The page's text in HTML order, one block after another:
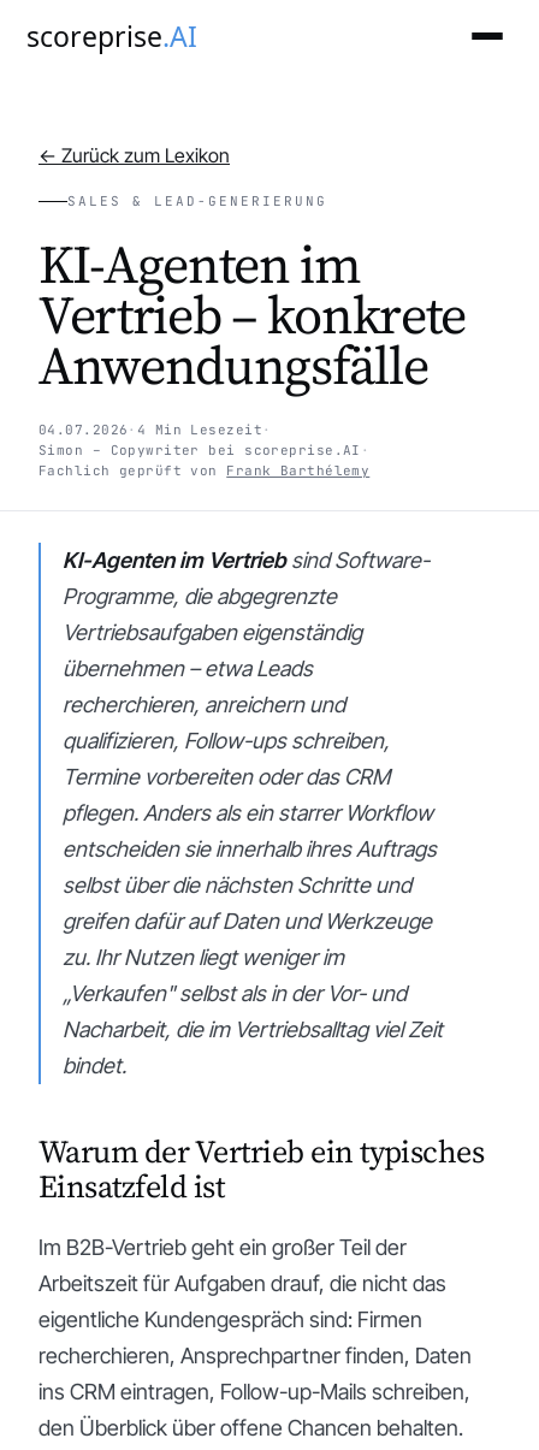
scoreprise.AI
← Zurück zum Lexikon
SALES & LEAD-GENERIERUNG
KI-Agenten im
Vertrieb – konkrete
Anwendungsfälle
04.07.2026 · 4 Min Lesezeit ·
Simon – Copywriter bei scoreprise.AI ·
Fachlich geprüft von Frank Barthélemy
KI-Agenten im Vertriebsind Software-
Programme, die abgegrenzte
Vertriebsaufgaben eigenständig
übernehmen – etwa Leads
recherchieren, anreichern und
qualifizieren, Follow-ups schreiben,
Termine vorbereiten oder das CRM
pflegen. Anders als ein starrer Workflow
entscheiden sie innerhalb ihres Auftrags
selbst über die nächsten Schritte und
greifen dafür auf Daten und Werkzeuge
zu. Ihr Nutzen liegt weniger im
„Verkaufen" selbst als in der Vor- und
Nacharbeit, die im Vertriebsalltag viel Zeit
bindet.
Warum der Vertrieb ein typisches
Einsatzfeld ist
Im B2B-Vertrieb geht ein großer Teil der
Arbeitszeit für Aufgaben drauf, die nicht das
eigentliche Kundengespräch sind: Firmen
recherchieren, Ansprechpartner finden, Daten
ins CRM eintragen, Follow-up-Mails schreiben,
den Überblick über offene Chancen behalten.